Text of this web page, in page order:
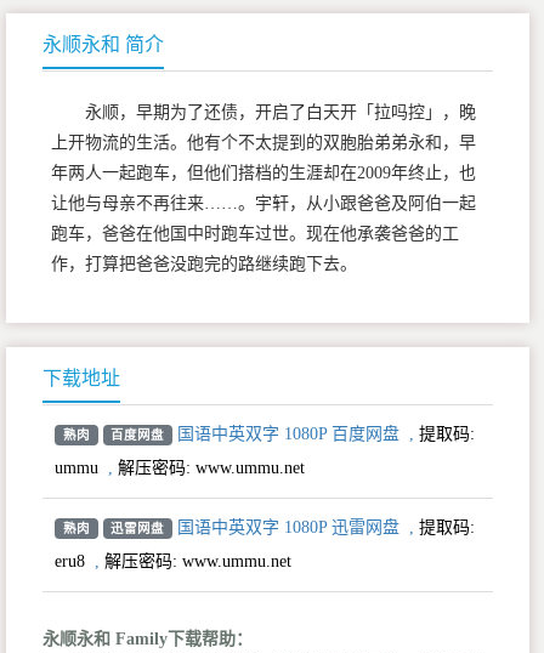
永顺永和 简介
永顺，早期为了还债，开启了白天开「拉吗控」，晚
上开物流的生活。他有个不太提到的双胞胎弟弟永和，早
年两人一起跑车，但他们搭档的生涯却在2009年终止，也
让他与母亲不再往来……。宇轩，从小跟爸爸及阿伯一起
跑车，爸爸在他国中时跑车过世。现在他承袭爸爸的工
作，打算把爸爸没跑完的路继续跑下去。
下载地址
熟肉 百度网盘 国语中英双字 1080P 百度网盘
提取码:
ummu
解压密码: www.ummu.net
熟肉 迅雷网盘 国语中英双字 1080P 迅雷网盘
提取码:
eru8
解压密码: www.ummu.net
永顺永和 Family下载帮助：